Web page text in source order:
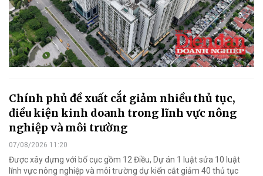
Chính phủ đề xuất cắt giảm nhiều thủ tục,
điều kiện kinh doanh trong lĩnh vực nông
nghiệp và môi trường
07/08/2026 11:20
Được xây dựng với bố cục gồm 12 Điều, Dự án 1 luật sửa 10 luật
lĩnh vực nông nghiệp và môi trường dự kiến cắt giảm 40 thủ tục